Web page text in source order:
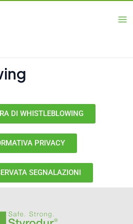
DI WHISTLEBLOWING
PRIVACY
SEGNALAZIONI